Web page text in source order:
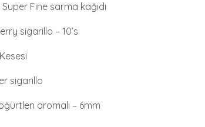
Fine sarma kağıdı
sigarillo – 10’s
sigarillo
aromalı – 6mm